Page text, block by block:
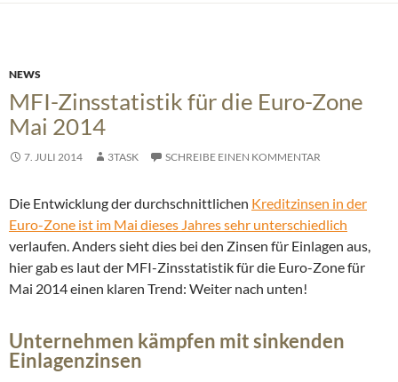
NEWS
MFI-Zinsstatistik für die Euro-Zone
Mai 2014
7. JULI 2014 3TASK SCHREIBE EINEN KOMMENTAR
Die Entwicklung der durchschnittlichen Kreditzinsen in der
Euro-Zone ist im Mai dieses Jahres sehr unterschiedlich
verlaufen. Anders sieht dies bei den Zinsen für Einlagen aus,
hier gab es laut der MFI-Zinsstatistik für die Euro-Zone für
Mai 2014 einen klaren Trend: Weiter nach unten!
Unternehmen kämpfen mit sinkenden
Einlagenzinsen